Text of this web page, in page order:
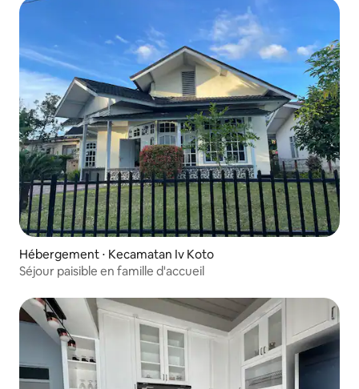
Hébergement ⋅ Kecamatan Iv Koto
Séjour paisible en famille d'accueil